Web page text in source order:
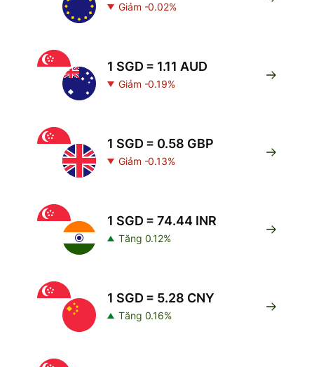
Giảm -0.02%
1 SGD = 1.11 AUD
Giảm -0.19%
1 SGD = 0.58 GBP
Giảm -0.13%
1 SGD = 74.44 INR
Tăng 0.12%
1 SGD = 5.28 CNY
Tăng 0.16%